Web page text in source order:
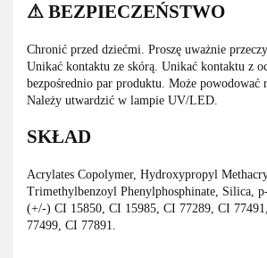
⚠ BEZPIECZEŃSTWO
Chronić przed dziećmi. Proszę uważnie
Unikać kontaktu ze skórą. Unikać kontaktu z
bezpośrednio par produktu. Może powodować
Należy utwardzić w lampie UV/LED.
SKŁAD
Acrylates Copolymer, Hydroxypropyl
Trimethylbenzoyl Phenylphosphinate, Silica,
(+/-) CI 15850, CI 15985, CI 77289, CI
77499, CI 77891.